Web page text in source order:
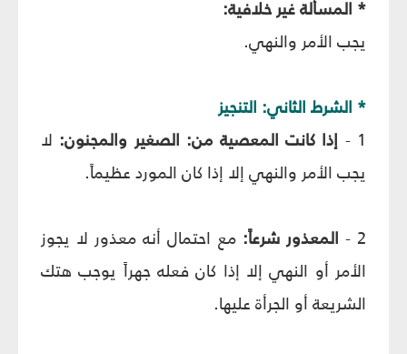
* المسألة غير خلافية:
يجب الأمر والنهي.
* الشرط الثاني: التنجيز
1 -
إذا كانت المعصية من: الصغير والمجنون: لا
يجب الأمر والنهي إلا إذا كان المورد عظيماً.
2 - المعذور شرعاً: مع احتمال أنه معذور لا يجوز
الأمر أو النهي إلا إذا كان فعله جهراً يوجب هتك
الشريعة أو الجرأة عليها.